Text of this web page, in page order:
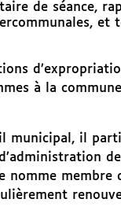
de séance,
et
à la
municipal, il
membre